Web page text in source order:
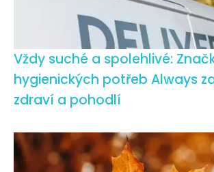
Vždy suché a spolehlivé:
hygienických potřeb Always
zdraví a pohodlí